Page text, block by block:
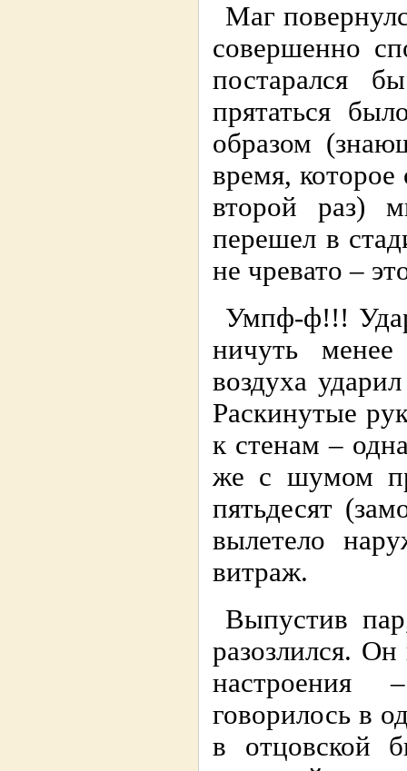
Маг
совершенно
постарался
прятаться
образом
время, которое
второй раз)
перешел в
не чревато –
Умпф-ф!!!
ничуть менее
воздуха
Раскинутые
к стенам –
же с шумом
пятьдесят
вылетело
витраж.
Выпустив
разозлился.
настроения
говорилось в
в отцовской